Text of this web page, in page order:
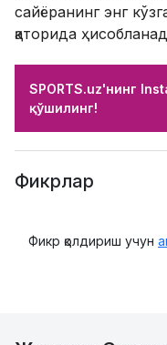
сайёранинг энг
қаторида
SPORTS.uz'нинг
қўшилинг!
Фикрлар
Фикр қолдириш учун